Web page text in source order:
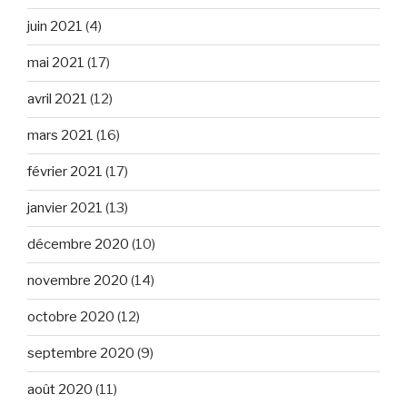
juin 2021 (4)
mai 2021 (17)
avril 2021 (12)
mars 2021 (16)
février 2021 (17)
janvier 2021 (13)
décembre 2020 (10)
novembre 2020 (14)
octobre 2020 (12)
septembre 2020 (9)
août 2020 (11)